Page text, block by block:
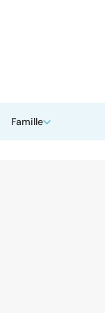
Famille